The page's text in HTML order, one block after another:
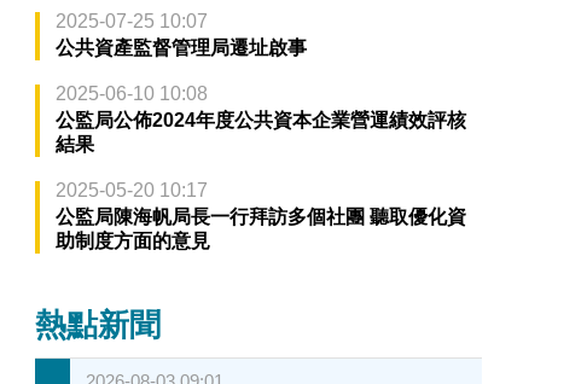
2025-07-25 10:07
公共資產監督管理局遷址啟事
2025-06-10 10:08
公監局公佈2024年度公共資本企業營運績效評核
結果
2025-05-20 10:17
公監局陳海帆局長一行拜訪多個社團 聽取優化資
助制度方面的意見
熱點新聞